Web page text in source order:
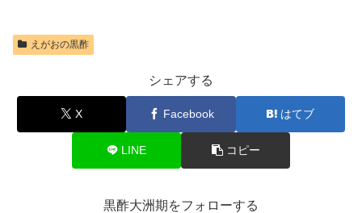
えがおの黒酢
シェアする
X Facebook はてブ
LINE コピー
黒酢大洲期をフォローする